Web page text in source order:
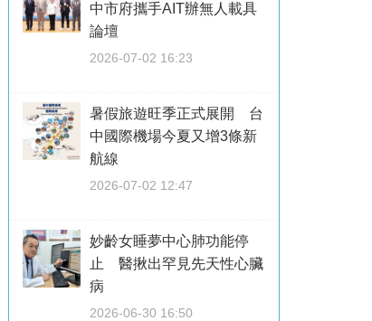
中市府攜手AIT辦無人載具
論壇
2026-07-02 16:23
暑假旅遊旺季正式展開 台
中國際機場今夏又增3條新
航線
2026-07-02 12:47
妙齡女睡夢中心肺功能停
止 醫揪出罕見先天性心臟
病
2026-06-30 16:50